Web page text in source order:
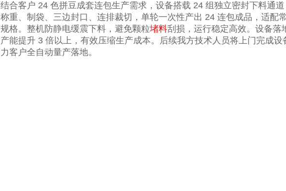
结合客户 24 色拼豆成套连包生产需求，设备搭载 24 组独立密封下料通
称重、制袋、三边封口、连排裁切，单轮一次性产出 24 连包成品，适配
规格。整机防静电缓震下料，避免颗粒堵料刮损，运行稳定高效。设备落
产能提升 3 倍以上，有效压缩生产成本。后续我方技术人员将上门完成
力客户全自动量产落地。